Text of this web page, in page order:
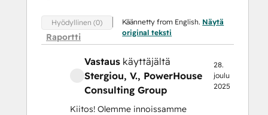
Hyödyllinen (0)
Raportti
Käännetty from English. Näytä
original teksti
Vastaus käyttäjältä
Stergiou, V., PowerHouse
Consulting Group
28.
joulu
2025
Kiitos! Olemme innoissamme